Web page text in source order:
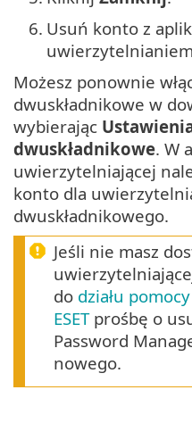
6. Usuń konto z
Możesz ponownie
dwuskładnikowe w
wybierając
dwuskładnikowe. W
uwierzytelniającej
konto dla
dwuskładnikowego.
Jeśli nie masz
do działu
ESETprośbę o
Password
nowego.